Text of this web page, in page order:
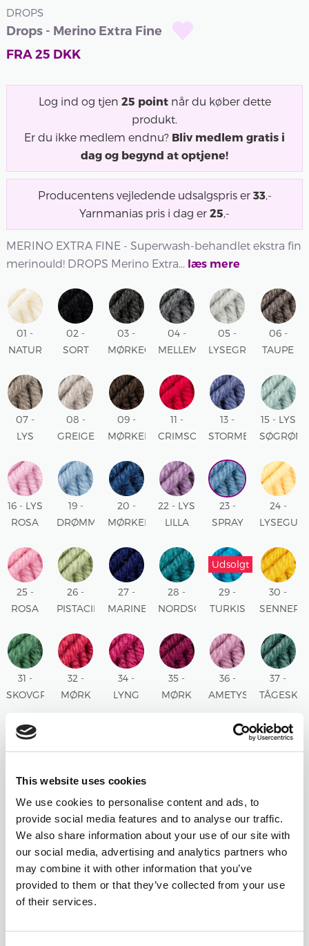
This website uses cookies
We use cookies to personalise content and ads, to
provide social media features and to analyse our traffic.
We also share information about your use of our site with
our social media, advertising and analytics partners who
may combine it with other information that you’ve
provided to them or that they’ve collected from your use
of their services.
DROPS
Drops - Merino Extra Fine
FRA25 DKK
Log ind og tjen 25 pointnår du køber dette
produkt.
Er du ikke medlem endnu? Bliv medlem gratis i
dag og begynd at optjene!
Producentens vejledende udsalgspris er 33,-
Yarnmanias pris i dag er 25,-
MERINO EXTRA FINE - Superwash-behandlet ekstra fin
merinould! DROPS Merino Extra... læs mere
01 -
NATUR
02 -
SORT
03 -
MØRKEGRÅ
04 -
MELLEMGRÅ
05 -
LYSEGRÅ
06 -
TAUPE
07 -
LYS
MIX
08 -
GREIGE
09 -
MØRKEBRUN
11 -
CRIMSON
UNI
13 -
STORMBLÅ
15 - LYS
SØGRØN
16 - LYS
ROSA
19 -
DRØMMEBLÅ
20 -
MØRKEBLÅ
22 - LYS
LILLA
23 -
SPRAY
UNI
24 -
LYSEGUL
25 -
ROSA
26 -
PISTACIE
27 -
MARINEBLÅ
28 -
NORDSØ
Udsolgt
29 -
TURKIS
30 -
SENNEP
31 -
SKOVGRØN
32 -
MØRK
34 -
LYNG
35 -
MØRK
36 -
AMETYST
37 -
BLÅ
TÅGE
UNI
ISBLÅ
UNI
STØVET
ROSA
UNI
UNI
UNI
UNI
45 -
BLUSH
MIX
46 -
ØRKENROSE
MIX
47 -
SALVIE
GRØN
48 -
BORDEAUX
UNI
49 -
CHOKOLADE
UNI
50 -
BEIGE